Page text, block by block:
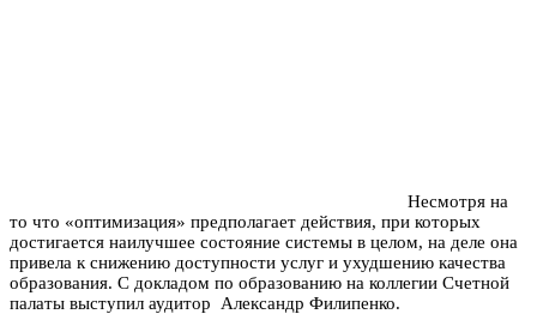
Несмотря на
то что «оптимизация» предполагает действия, при которых
достигается наилучшее состояние системы в целом, на деле она
привела к снижению доступности услуг и ухудшению качества
образования. С докладом по образованию на коллегии Счетной
палаты выступил аудитор Александр Филипенко.